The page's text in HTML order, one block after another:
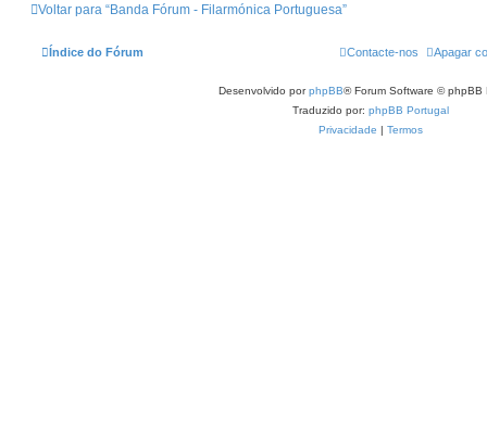
Voltar para “Banda Fórum - Filarmónica Portuguesa”
Índice do Fórum Apagar
Contacte-nos
Desenvolvido porphpBB® Forum Software © phpBB
Traduzido por: phpBB Portugal
Privacidade | Termos